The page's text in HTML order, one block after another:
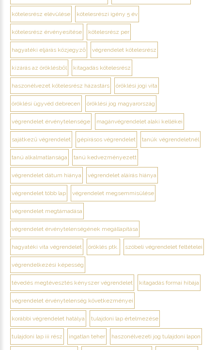
kötelesrész elévülése kötelesrészi igény 5 év
kötelesrész érvényesítése kötelesrész per
hagyatéki eljárás közjegyző végrendelet kötelesrész
kizárás az öröklésből kitagadás kötelesrész
haszonélvezet kötelesrész házastárs öröklési jogi vita
öröklési ügyvéd debrecen öröklési jog magyarország
végrendelet érvénytelensége magánvégrendelet alaki kellékei
sajátkezű végrendelet gépírásos végrendelet tanúk végrendeletnél
tanú alkalmatlansága tanú kedvezményezett
végrendelet dátum hiánya végrendelet aláírás hiánya
végrendelet több lap végrendelet megsemmisülése
végrendelet megtámadása
végrendelet érvénytelenségének megállapítása
hagyatéki vita végrendelet öröklés ptk. szóbeli végrendelet feltételei
végrendelkezési képesség
tévedés megtévesztés kényszer végrendelet kitagadás formai hibája
végrendelet érvénytelenség következményei
korábbi végrendelet hatálya tulajdoni lap értelmezése
tulajdoni lap iii rész ingatlan teher haszonélvezeti jog tulajdoni lapon